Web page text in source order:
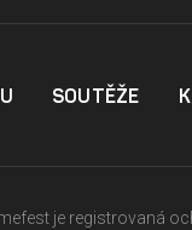
SOUTĚŽE
je registrovaná